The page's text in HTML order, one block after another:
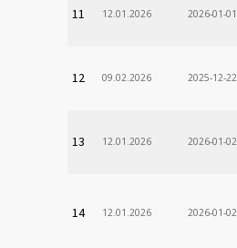
11 12.01.2026 2026-01-01
12 09.02.2026 2025-12-22
13 12.01.2026 2026-01-02
14 12.01.2026 2026-01-02